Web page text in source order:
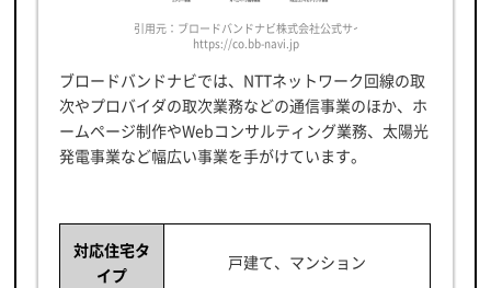
引用元：ブロードバンドナビ株式会社公式サイト
https://co.bb-navi.jp
ブロードバンドナビでは、NTTネットワーク回線の取
次やプロバイダの取次業務などの通信事業のほか、ホ
ームページ制作やWebコンサルティング業務、太陽光
発電事業など幅広い事業を手がけています。
対応住宅タ
イプ
戸建て、マンション